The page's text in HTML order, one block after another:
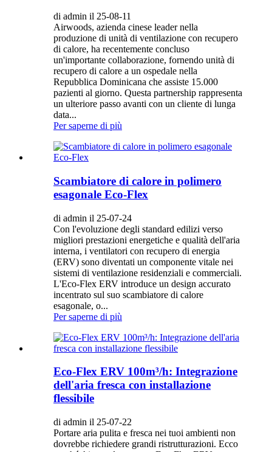
di admin il 25-08-11
Airwoods, azienda cinese leader nella
produzione di unità di ventilazione con recupero
di calore, ha recentemente concluso
un'importante collaborazione, fornendo unità di
recupero di calore a un ospedale nella
Repubblica Dominicana che assiste 15.000
pazienti al giorno. Questa partnership rappresenta
un ulteriore passo avanti con un cliente di lunga
data...
Per saperne di più
Scambiatore di calore in polimero
esagonale Eco-Flex
di admin il 25-07-24
Con l'evoluzione degli standard edilizi verso
migliori prestazioni energetiche e qualità dell'aria
interna, i ventilatori con recupero di energia
(ERV) sono diventati un componente vitale nei
sistemi di ventilazione residenziali e commerciali.
L'Eco-Flex ERV introduce un design accurato
incentrato sul suo scambiatore di calore
esagonale, o...
Per saperne di più
Eco-Flex ERV 100m³/h: Integrazione
dell'aria fresca con installazione
flessibile
di admin il 25-07-22
Portare aria pulita e fresca nei tuoi ambienti non
dovrebbe richiedere grandi ristrutturazioni. Ecco